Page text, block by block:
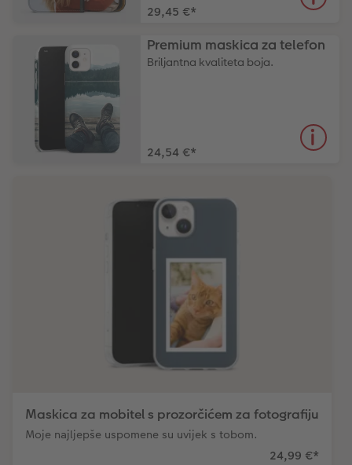
Premium maskica za telefon
Briljantna kvaliteta boja.
24,54 €*
29,45 €*
Maskica za mobitel s prozorčićem za fotografiju
Moje najljepše uspomene su uvijek s tobom.
24,99 €*